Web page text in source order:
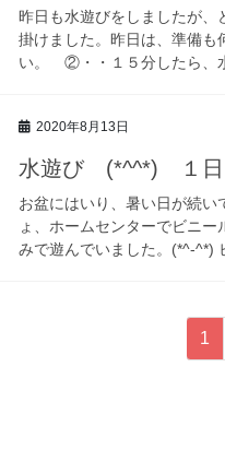
昨日も水遊びをしましたが
掛けました。昨日は、準備
い。 ②・・１５分したら、
2020年8月13日
水遊び (*^^*) １日
お盆にはいり、暑い日が続い
ょ、ホームセンターでビニ
みで遊んでいました。(*^-^*)
固
定
1